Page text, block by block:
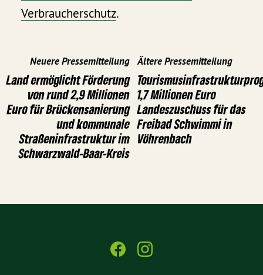
Verbraucherschutz.
Neuere Pressemitteilung
Land ermöglicht Förderung
von rund 2,9 Millionen
Euro für Brückensanierung
und kommunale
Straßeninfrastruktur im
Schwarzwald-Baar-Kreis
Ältere Pressemitteilung
1,7 Millionen Euro
Landeszuschuss für das
Freibad Schwimmi in
Vöhrenbach